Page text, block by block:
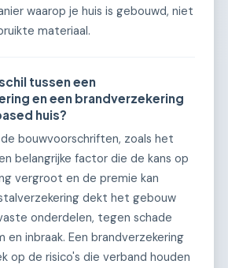
waarop je huis is gebouwd, niet
materiaal.
tussen een
en een brandverzekering
huis?
bouwvoorschriften, zoals het
belangrijke factor die de kans op
vergroot en de premie kan
dekt het gebouw
onderdelen, tegen schade
en inbraak. Een brandverzekering
op de risico's die verband houden